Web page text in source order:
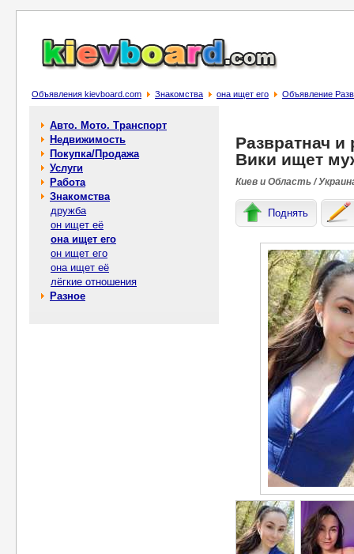
Объявления kievboard.com Знакомства она ищет его Объявление
Авто. Мото. Транспорт
Недвижимость
Покупка/Продажа
Услуги
Работа
Знакомства
дружба
он ищет её
она ищет его
он ищет его
она ищет её
лёгкие отношения
Разное
Развратнач
Вики ищет
Киев и Область /
Поднять